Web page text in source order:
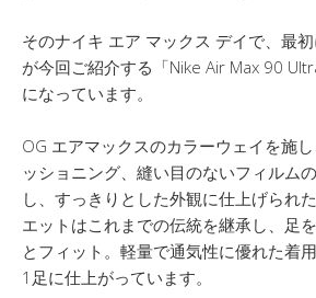
そのナイキ エア マックス デイで、最
が今回ご紹介する「Nike Air Max 90
になっています。
OG エアマックスのカラーウェイを施
ッショニング、縫い目のないフィルム
し、すっきりとした外観に仕上げられ
エットはこれまでの伝統を継承し、足
とフィット。軽量で通気性に優れた着
1足に仕上がっています。